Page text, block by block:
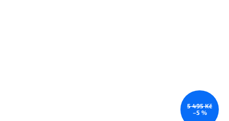
5 495 Kč
–5 %